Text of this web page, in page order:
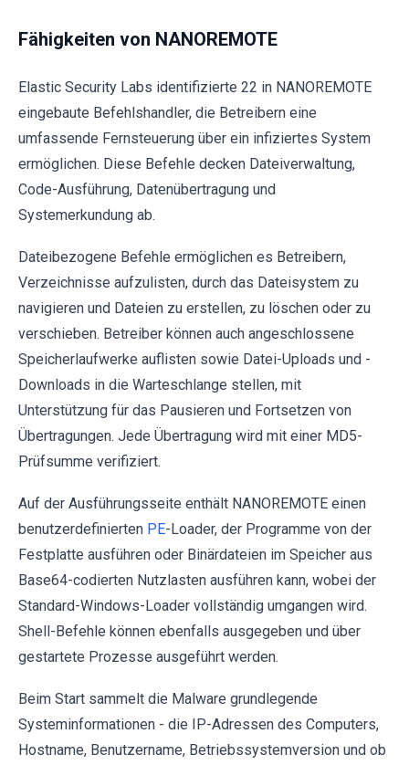
Fähigkeiten von NANOREMOTE
Elastic Security Labs identifizierte 22 in NANOREMOTE
eingebaute Befehlshandler, die Betreibern eine
umfassende Fernsteuerung über ein infiziertes System
ermöglichen. Diese Befehle decken Dateiverwaltung,
Code-Ausführung, Datenübertragung und
Systemerkundung ab.
Dateibezogene Befehle ermöglichen es Betreibern,
Verzeichnisse aufzulisten, durch das Dateisystem zu
navigieren und Dateien zu erstellen, zu löschen oder zu
verschieben. Betreiber können auch angeschlossene
Speicherlaufwerke auflisten sowie Datei-Uploads und -
Downloads in die Warteschlange stellen, mit
Unterstützung für das Pausieren und Fortsetzen von
Übertragungen. Jede Übertragung wird mit einer MD5-
Prüfsumme verifiziert.
Auf der Ausführungsseite enthält NANOREMOTE einen
benutzerdefinierten PE-Loader, der Programme von der
Festplatte ausführen oder Binärdateien im Speicher aus
Base64-codierten Nutzlasten ausführen kann, wobei der
Standard-Windows-Loader vollständig umgangen wird.
Shell-Befehle können ebenfalls ausgegeben und über
gestartete Prozesse ausgeführt werden.
Beim Start sammelt die Malware grundlegende
Systeminformationen - die IP-Adressen des Computers,
Hostname, Benutzername, Betriebssystemversion und ob